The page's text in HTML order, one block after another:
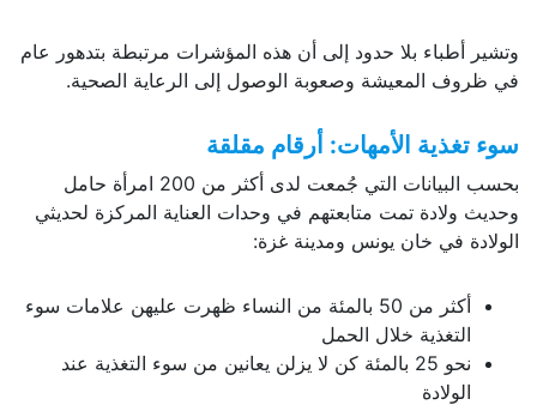
وتشير أطباء بلا حدود إلى أن هذه المؤشرات مرتبطة بتدهور عام
في ظروف المعيشة وصعوبة الوصول إلى الرعاية الصحية.
سوء تغذية الأمهات: أرقام مقلقة
بحسب البيانات التي جُمعت لدى أكثر من 200 امرأة حامل
وحديث ولادة تمت متابعتهم في وحدات العناية المركزة لحديثي
الولادة في خان يونس ومدينة غزة:
أكثر من 50 بالمئة من النساء ظهرت عليهن علامات سوء
التغذية خلال الحمل
نحو 25 بالمئة كن لا يزلن يعانين من سوء التغذية عند
الولادة